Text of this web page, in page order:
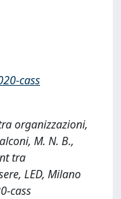
cass
organizzazioni,
M. N. B.,
tra
LED, Milano
cass